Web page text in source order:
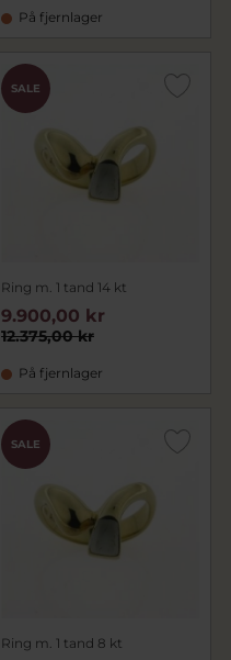
På fjernlager
SALE
Ring m. 1 tand 14 kt
12.375,00 kr
9.900,00 kr
På fjernlager
SALE
Ring m. 1 tand 8 kt